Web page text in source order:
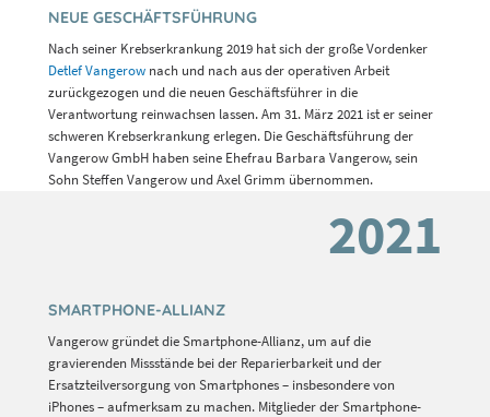
NEUE GESCHÄFTSFÜHRUNG
Nach seiner Krebserkrankung 2019 hat sich der große Vordenker
Detlef Vangerow nach und nach aus der operativen Arbeit
zurückgezogen und die neuen Geschäftsführer in die
Verantwortung reinwachsen lassen. Am 31. März 2021 ist er seiner
schweren Krebserkrankung erlegen. Die Geschäftsführung der
Vangerow GmbH haben seine Ehefrau Barbara Vangerow, sein
Sohn Steffen Vangerow und Axel Grimm übernommen.
2021
SMARTPHONE-ALLIANZ
Vangerow gründet die Smartphone-Allianz, um auf die
gravierenden Missstände bei der Reparierbarkeit und der
Ersatzteilversorgung von Smartphones – insbesondere von
iPhones – aufmerksam zu machen. Mitglieder der Smartphone-